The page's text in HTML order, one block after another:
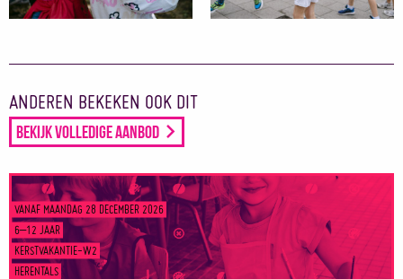
ANDEREN BEKEKEN OOK DIT
Bekijk volledige aanbod
VANAF MAANDAG 28 DECEMBER 2026
6–12 JAAR
KERSTVAKANTIE-W2
HERENTALS